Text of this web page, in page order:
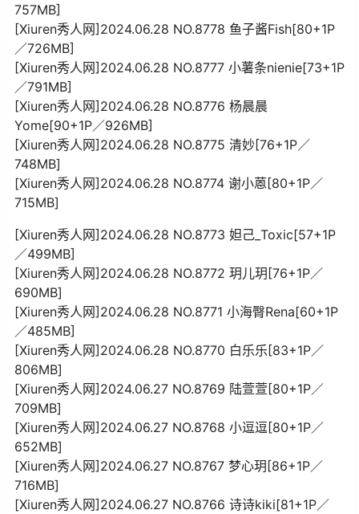
757MB]
[Xiuren秀人网]2024.06.28 NO.8778 鱼子酱Fish[80+1P
／726MB]
[Xiuren秀人网]2024.06.28 NO.8777 小薯条nienie[73+1P
／791MB]
[Xiuren秀人网]2024.06.28 NO.8776 杨晨晨
Yome[90+1P／926MB]
[Xiuren秀人网]2024.06.28 NO.8775 清妙[76+1P／
748MB]
[Xiuren秀人网]2024.06.28 NO.8774 谢小蒽[80+1P／
715MB]
[Xiuren秀人网]2024.06.28 NO.8773 妲己_Toxic[57+1P
／499MB]
[Xiuren秀人网]2024.06.28 NO.8772 玥儿玥[76+1P／
690MB]
[Xiuren秀人网]2024.06.28 NO.8771 小海臀Rena[60+1P
／485MB]
[Xiuren秀人网]2024.06.28 NO.8770 白乐乐[83+1P／
806MB]
[Xiuren秀人网]2024.06.27 NO.8769 陆萱萱[80+1P／
709MB]
[Xiuren秀人网]2024.06.27 NO.8768 小逗逗[80+1P／
652MB]
[Xiuren秀人网]2024.06.27 NO.8767 梦心玥[86+1P／
716MB]
[Xiuren秀人网]2024.06.27 NO.8766 诗诗kiki[81+1P／